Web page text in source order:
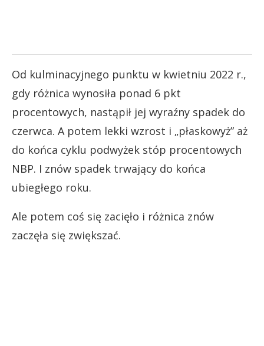
Od kulminacyjnego punktu w kwietniu 2022 r.,
gdy różnica wynosiła ponad 6 pkt
procentowych, nastąpił jej wyraźny spadek do
czerwca. A potem lekki wzrost i „płaskowyż” aż
do końca cyklu podwyżek stóp procentowych
NBP. I znów spadek trwający do końca
ubiegłego roku.
Ale potem coś się zacięło i różnica znów
zaczęła się zwiększać.